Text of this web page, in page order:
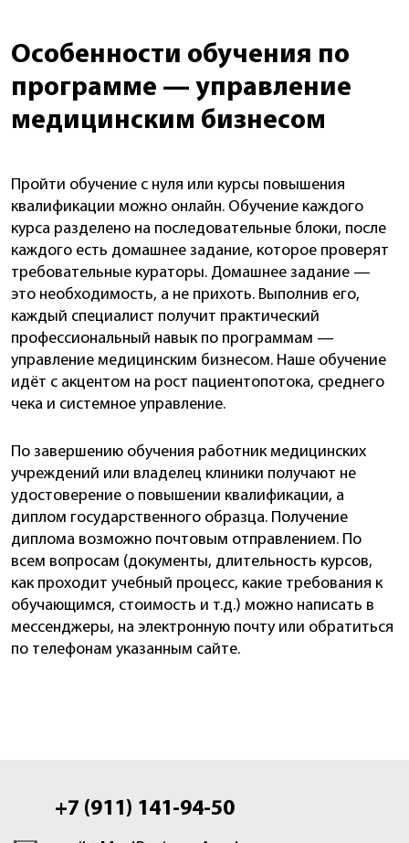
Особенности обучения по
программе — управление
медицинским бизнесом
Пройти обучение с нуля или курсы повышения
квалификации можно онлайн. Обучение каждого
курса разделено на последовательные блоки, после
каждого есть домашнее задание, которое проверят
требовательные кураторы. Домашнее задание —
это необходимость, а не прихоть. Выполнив его,
каждый специалист получит практический
профессиональный навык по программам —
управление медицинским бизнесом. Наше обучение
идёт с акцентом на рост пациентопотока, среднего
чека и системное управление.
По завершению обучения работник медицинских
учреждений или владелец клиники получают не
удостоверение о повышении квалификации, а
диплом государственного образца. Получение
диплома возможно почтовым отправлением. По
всем вопросам (документы, длительность курсов,
как проходит учебный процесс, какие требования к
обучающимся, стоимость и т.д.) можно написать в
мессенджеры, на электронную почту или обратиться
по телефонам указанным сайте.
+7 (911) 141-94-50